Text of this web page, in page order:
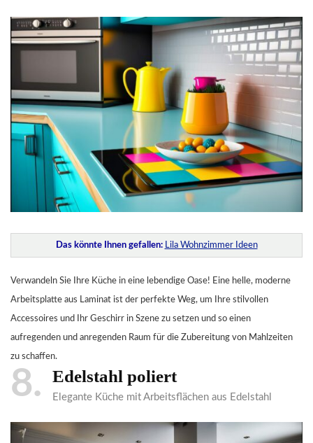
Das könnte Ihnen gefallen: Lila Wohnzimmer Ideen
Verwandeln Sie Ihre Küche in eine lebendige Oase! Eine helle, moderne
Arbeitsplatte aus Laminat ist der perfekte Weg, um Ihre stilvollen
Accessoires und Ihr Geschirr in Szene zu setzen und so einen
aufregenden und anregenden Raum für die Zubereitung von Mahlzeiten
zu schaffen.
8 Edelstahl poliert
Elegante Küche mit Arbeitsflächen aus Edelstahl